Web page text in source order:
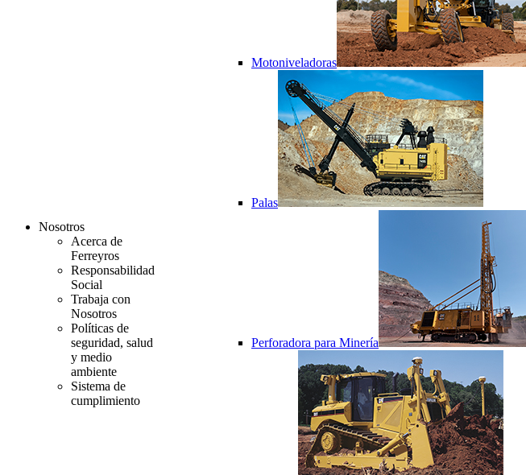
Nosotros
Acerca de
Ferreyros
Responsabilidad
Social
Trabaja con
Nosotros
Políticas de
seguridad, salud
y medio
ambiente
Sistema de
cumplimiento
Motoniveladoras
Palas
Perforadora para Minería